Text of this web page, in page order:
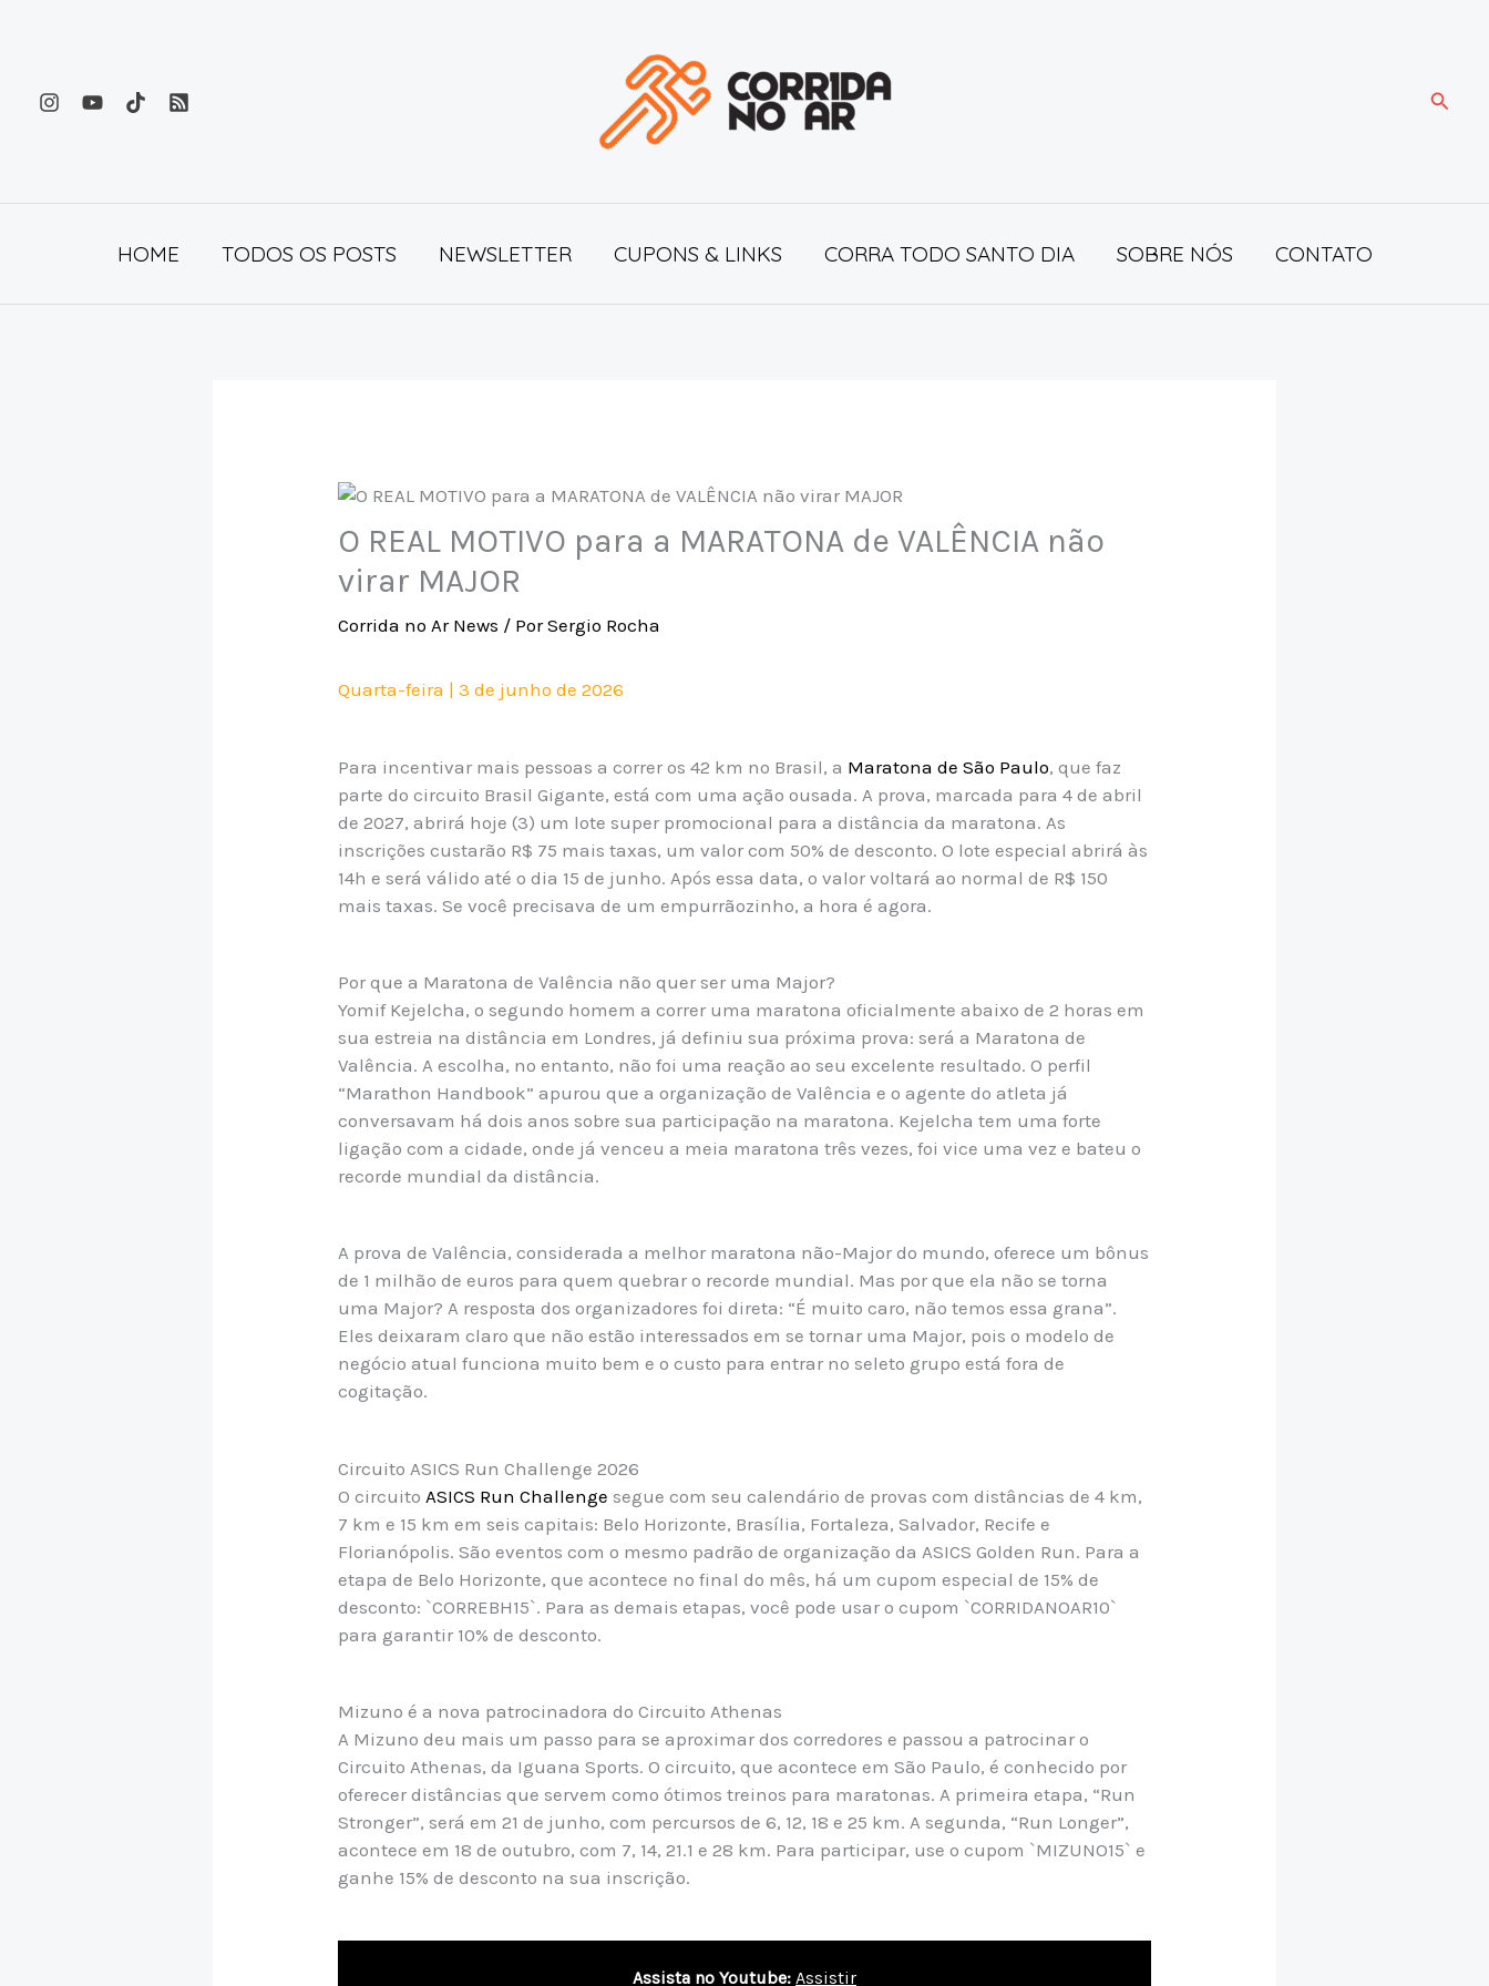
conteúdo
HOME TODOS OS POSTS NEWSLETTER CUPONS & LINKS CORRA TODO SANTO DIA SOBRE NÓS CONTATO
O REAL MOTIVO para a MARATONA de VALÊNCIA não
virar MAJOR
Corrida no Ar News / PorSergio Rocha
Quarta-feira | 3 de junho de 2026
Para incentivar mais pessoas a correr os 42 km no Brasil, a Maratona de São Paulo, que faz
parte do circuito Brasil Gigante, está com uma ação ousada. A prova, marcada para 4 de abril
de 2027, abrirá hoje (3) um lote super promocional para a distância da maratona. As
inscrições custarão R$ 75 mais taxas, um valor com 50% de desconto. O lote especial abrirá às
14h e será válido até o dia 15 de junho. Após essa data, o valor voltará ao normal de R$ 150
mais taxas. Se você precisava de um empurrãozinho, a hora é agora.
Por que a Maratona de Valência não quer ser uma Major?
Yomif Kejelcha, o segundo homem a correr uma maratona oficialmente abaixo de 2 horas em
sua estreia na distância em Londres, já definiu sua próxima prova: será a Maratona de
Valência. A escolha, no entanto, não foi uma reação ao seu excelente resultado. O perfil
“Marathon Handbook” apurou que a organização de Valência e o agente do atleta já
conversavam há dois anos sobre sua participação na maratona. Kejelcha tem uma forte
ligação com a cidade, onde já venceu a meia maratona três vezes, foi vice uma vez e bateu o
recorde mundial da distância.
A prova de Valência, considerada a melhor maratona não-Major do mundo, oferece um bônus
de 1 milhão de euros para quem quebrar o recorde mundial. Mas por que ela não se torna
uma Major? A resposta dos organizadores foi direta: “É muito caro, não temos essa grana”.
Eles deixaram claro que não estão interessados em se tornar uma Major, pois o modelo de
negócio atual funciona muito bem e o custo para entrar no seleto grupo está fora de
cogitação.
Circuito ASICS Run Challenge 2026
O circuito ASICS Run Challenge segue com seu calendário de provas com distâncias de 4 km,
7 km e 15 km em seis capitais: Belo Horizonte, Brasília, Fortaleza, Salvador, Recife e
Florianópolis. São eventos com o mesmo padrão de organização da ASICS Golden Run. Para a
etapa de Belo Horizonte, que acontece no final do mês, há um cupom especial de 15% de
desconto: `CORREBH15`. Para as demais etapas, você pode usar o cupom `CORRIDANOAR10`
para garantir 10% de desconto.
Mizuno é a nova patrocinadora do Circuito Athenas
A Mizuno deu mais um passo para se aproximar dos corredores e passou a patrocinar o
Circuito Athenas, da Iguana Sports. O circuito, que acontece em São Paulo, é conhecido por
oferecer distâncias que servem como ótimos treinos para maratonas. A primeira etapa, “Run
Stronger”, será em 21 de junho, com percursos de 6, 12, 18 e 25 km. A segunda, “Run Longer”,
acontece em 18 de outubro, com 7, 14, 21.1 e 28 km. Para participar, use o cupom `MIZUNO15` e
ganhe 15% de desconto na sua inscrição.
Assista no Youtube: Assistir